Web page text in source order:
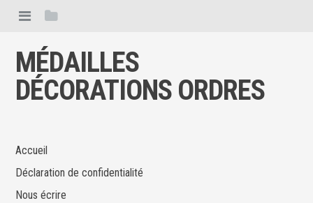
MÉDAILLES
DÉCORATIONS ORDRES
Accueil
Déclaration de confidentialité
Nous écrire